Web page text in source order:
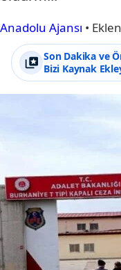
Anadolu Ajansı •
Son Dakika ve
Bizi Kaynak